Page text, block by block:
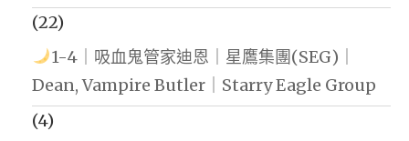
(22)
1-4｜吸血鬼管家迪恩｜星鷹集團(SEG)｜
Dean, Vampire Butler｜Starry Eagle Group
(4)